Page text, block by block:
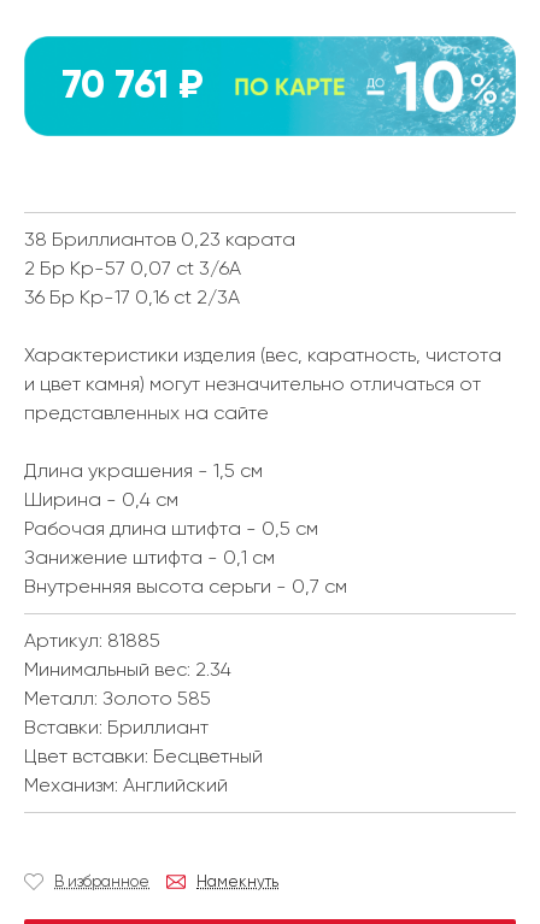
70 761 ₽
38 Бриллиантов 0,23 карата
2 Бр Кр-57 0,07 ct 3/6А
36 Бр Кр-17 0,16 ct 2/3А
Характеристики изделия (вес, каратность, чистота
и цвет камня) могут незначительно отличаться от
представленных на сайте
Длина украшения - 1,5 см
Ширина - 0,4 см
Рабочая длина штифта - 0,5 см
Занижение штифта - 0,1 см
Внутренняя высота серьги - 0,7 см
Артикул: 81885
Минимальный вес: 2.34
Металл: Золото 585
Вставки: Бриллиант
Цвет вставки: Бесцветный
Механизм: Английский
В избранное Намекнуть